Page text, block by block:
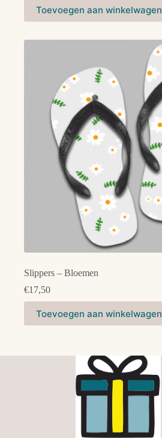
Toevoegen aan winkelwagen
Slippers – Bloemen
€17,50
Toevoegen aan winkelwagen